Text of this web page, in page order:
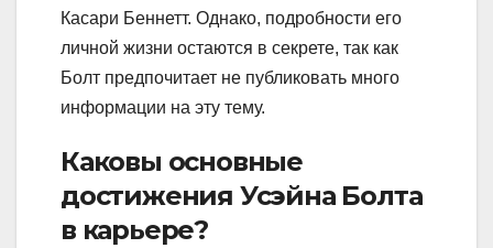
Касари Беннетт. Однако, подробности его
личной жизни остаются в секрете, так как
Болт предпочитает не публиковать много
информации на эту тему.
Каковы основные
достижения Усэйна Болта
в карьере?